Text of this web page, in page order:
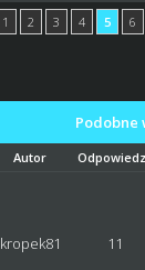
1 2 3 4 5 6
Autor
kropek81 11